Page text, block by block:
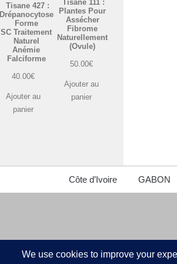
Tisane 427 :
Drépanocytose
Forme
SC Traitement
Naturel
Anémie
Falciforme
40.00€
Ajouter au
panier
Tisane 111 :
Plantes Pour
Assécher
Fibrome
Naturellement
(Ovule)
50.00€
Ajouter au
panier
Côte d’Ivoire GABON